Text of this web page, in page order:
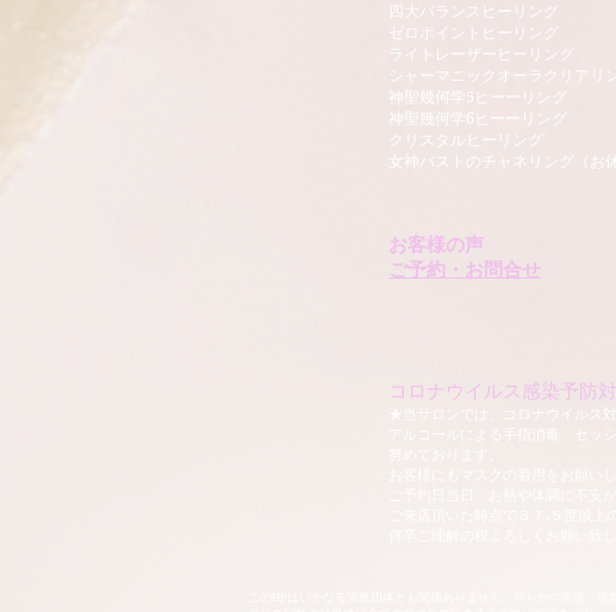
四大バランスヒーリング
ゼロポイントヒーリング
ライトレーザーヒーリング
シャーマニックオーラクリアリ
​神聖幾何学5ヒーーリング
​神聖幾何学6ヒーーリング
クリスタルヒーリング
女神バストのチャネリング（お
お客様の声
ご予約・お問合せ
コロナウイルス感染予防
★当サロンでは、コロナウイルス
セッ